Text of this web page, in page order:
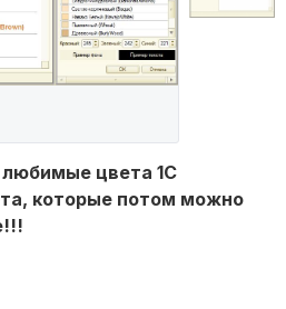
цвета 1С
которые потом можно